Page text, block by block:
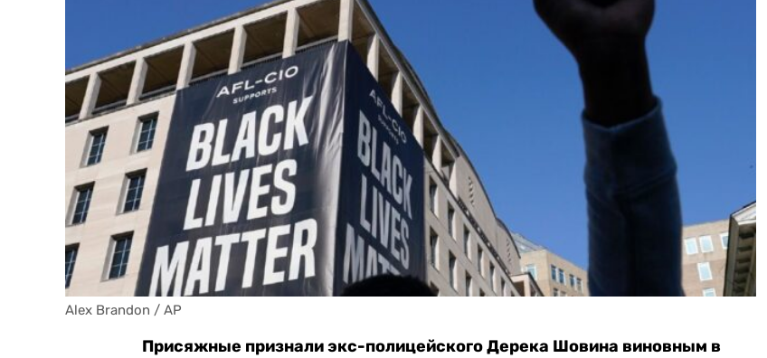
Alex Brandon / AP
Присяжные признали экс-полицейского Дерека Шовина виновным в